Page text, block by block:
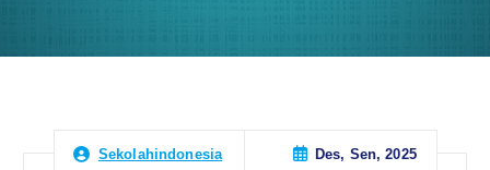
Sekolahindonesia Des, Sen, 2025